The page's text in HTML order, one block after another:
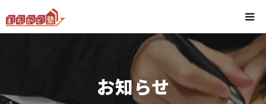
お知らせ